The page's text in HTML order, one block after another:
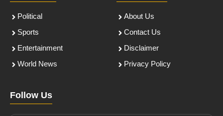
Political
Sports
Entertainment
World News
About Us
Contact Us
Disclaimer
Privacy Policy
Follow Us